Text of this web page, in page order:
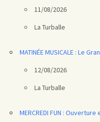
11/08/2026
La Turballe
MATINÉE MUSICALE : Le
12/08/2026
La Turballe
MERCREDI FUN :